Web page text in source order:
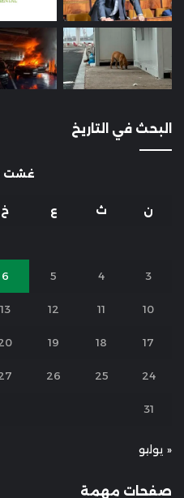
البحث في التاريخ
غشت 2026
ن ث ع خ
3
4
5
6
10
11
12
13
17
18
19
24
25
26
31
« يوليو
صفحات مهمة